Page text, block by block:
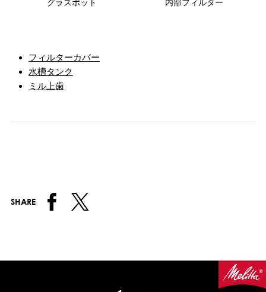
グラスポット 内部フィルター
フィルターカバー
水槽タンク
ミル上歯
SHARE